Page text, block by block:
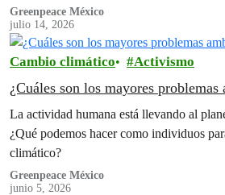
cambio climático originado por las
Greenpeace México
julio 14, 2026
Cambio climático Activismo
¿Cuáles son los mayores problemas
La actividad humana está llevando al
¿Qué podemos hacer como individuos
climático?
Greenpeace México
junio 5, 2026